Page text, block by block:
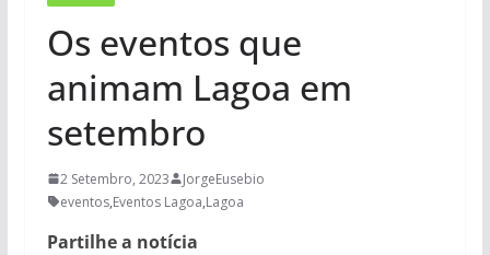
Os eventos que
animam Lagoa em
setembro
2 Setembro, 2023
JorgeEusebio
eventos,Eventos Lagoa,Lagoa
Partilhe a notícia